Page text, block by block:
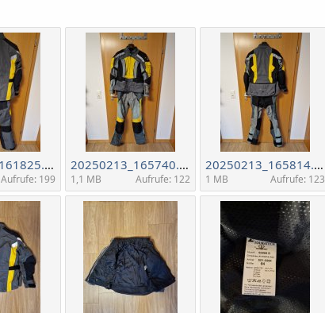
20250106_161825.jpg
Aufrufe: 199
20250213_165740.jpg
1,1 MB Aufrufe: 122
20250213_165814.jpg
1 MB Aufrufe: 123